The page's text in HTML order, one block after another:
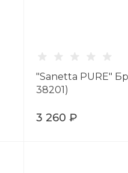
"Sanetta PURE"
38201)
3 260 ₽